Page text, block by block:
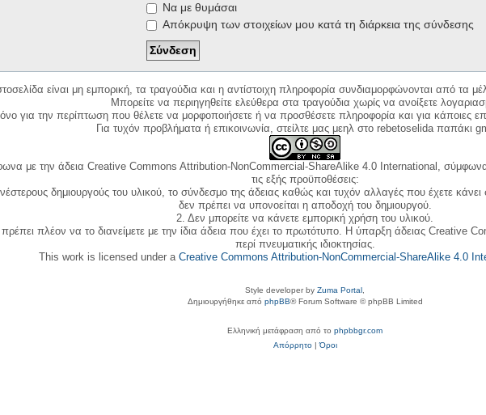
Να με θυμάσαι
Απόκρυψη των στοιχείων μου κατά τη διάρκεια της σύνδεσης
είναι μη εμπορική, τα τραγούδια και η αντίστοιχη πληροφορία συνδιαμορφώνονται από τα
Μπορείτε να περιηγηθείτε ελεύθερα στα τραγούδια χωρίς να ανοίξετε
για την περίπτωση που θέλετε να μορφοποιήσετε ή να προσθέσετε πληροφορία και για κάποιες
Για τυχόν προβλήματα ή επικοινωνία, στείλτε μας μεηλ στο rebetoselida παπάκι
με την άδεια Creative Commons Attribution-NonCommercial-ShareAlike 4.0 International, σύμφωνα
τις εξής προϋποθέσεις:
δημιουργούς του υλικού, το σύνδεσμο της άδειας καθώς και τυχόν αλλαγές που έχετε
δεν πρέπει να υπονοείται η αποδοχή του δημιουργού.
2. Δεν μπορείτε να κάνετε εμπορική χρήση του υλικού.
πλέον να το διανείμετε με την ίδια άδεια που έχει το πρωτότυπο. Η ύπαρξη άδειας Creative
περί πνευματικής ιδιοκτησίας.
This work is licensed under a Creative Commons Attribution-NonCommercial-ShareAlike 4.0
Style developer by Zuma Portal
Δημιουργήθηκε από phpBB® Forum Software © phpBB Limited
Ελληνική μετάφραση από το phpbbgr.com
Απόρρητο|Όροι